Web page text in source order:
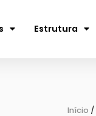
Estrutura
Início /